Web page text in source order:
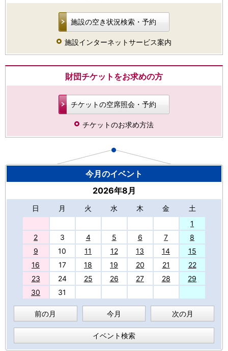
施設の空き状況検索・予約
施設インターネットサービス案内
財団チケットをお求めの方
チケットの空席照会・予約
チケットのお求め方法
今月のイベント
2026年8月
日 月 火 水 木 金
土
1
2
3 4 5 6 7
8
9
10 11 12 13 14
15
16
17 18 19 20 21
22
23
24 25 26 27 28
29
30
31
前の月 今月 次の月
イベント検索